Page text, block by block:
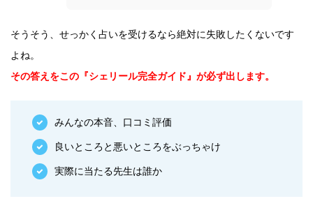
そうそう、せっかく占いを受けるなら絶対に失敗したくないです
よね。
その答えをこの『シェリール完全ガイド』が必ず出します。
みんなの本音、口コミ評価
良いところと悪いところをぶっちゃけ
実際に当たる先生は誰か